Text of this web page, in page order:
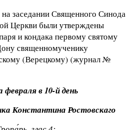
на заседании Священного Синода
Церкви были утверждены
и кондака первому святому
священномученику
(Верецкому) (журнал №
февраля в 10-й день
Константина Ростовскаго